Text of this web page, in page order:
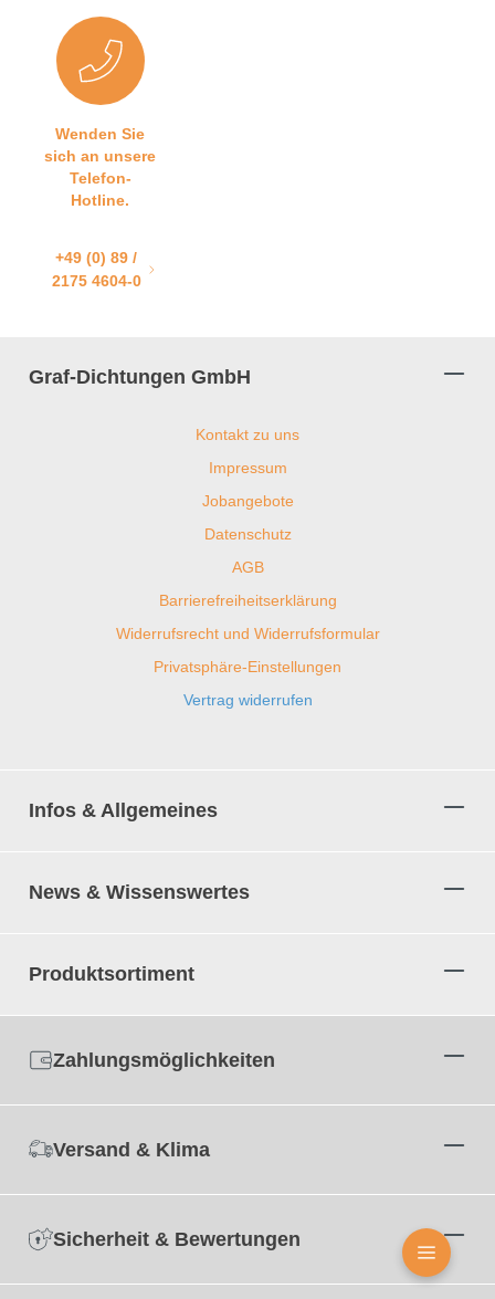
Wenden Sie
sich an unsere
Telefon-
Hotline.
+49 (0) 89 /
2175 4604-0
Graf-Dichtungen GmbH
Kontakt zu uns
Impressum
Jobangebote
Datenschutz
AGB
Barrierefreiheitserklärung
Widerrufsrecht und Widerrufsformular
Privatsphäre-Einstellungen
Vertrag widerrufen
Infos & Allgemeines
News & Wissenswertes
Produktsortiment
Zahlungsmöglichkeiten
Versand & Klima
Sicherheit & Bewertungen